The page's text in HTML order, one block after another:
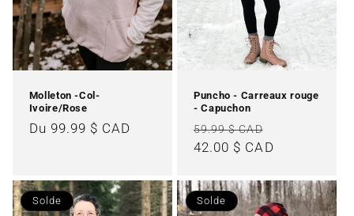
Molleton -Col-
Ivoire/Rose
Prix
Du 99.99 $ CAD
Puncho - Carreaux rouge
- Capuchon
Prix
habituel
59.99 $ CAD
42.00 $ CAD
Solde Solde